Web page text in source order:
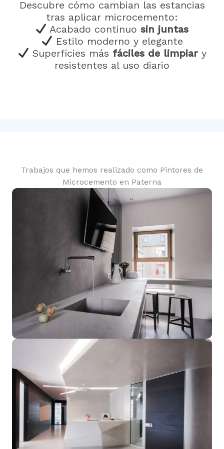
Descubre cómo cambian las estancias
tras aplicar microcemento:
Acabado continuosin juntas
Estilo moderno y elegante
Superficies más fáciles de limpiary
resistentes al uso diario
Trabajos que hemos realizado como Pintores de
Microcemento en Paterna